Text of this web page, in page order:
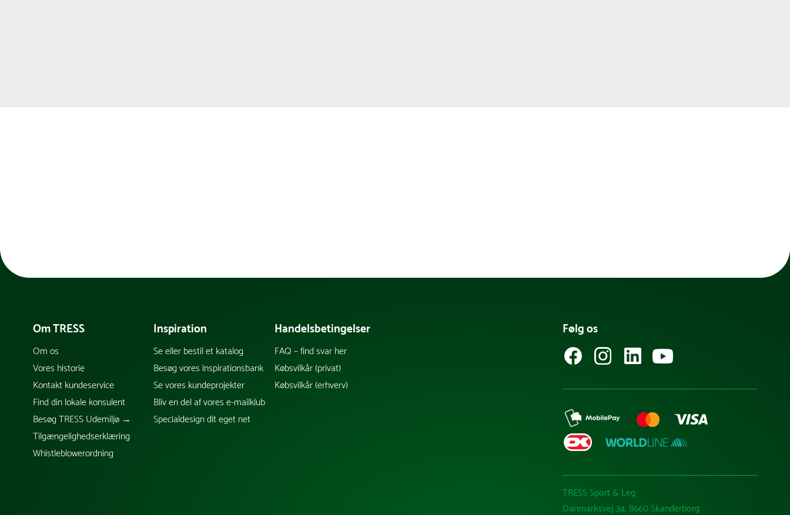
Om TRESS
Om os
Vores historie
Kontakt kundeservice
Find din lokale konsulent
Besøg TRESS Udemiljø →
Tilgængelighedserklæring
Whistleblowerordning
Inspiration
Se eller bestil et katalog
Besøg vores inspirationsbank
Se vores kundeprojekter
Bliv en del af vores e-mailklub
Specialdesign dit eget net
Handelsbetingelser
FAQ – find svar her
Købsvilkår (privat)
Købsvilkår (erhverv)
Følg os
TRESS Sport & Leg
Danmarksvej 34, 8660 Skanderborg